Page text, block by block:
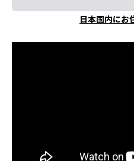
日本国内にお